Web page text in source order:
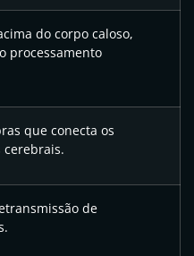
do corpo caloso,
processamento
que conecta os
cerebrais.
de